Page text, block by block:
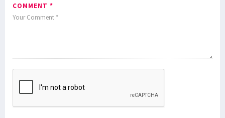
COMMENT *